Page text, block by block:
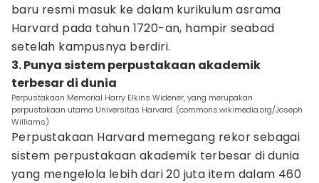
baru resmi masuk ke dalam kurikulum asrama
Harvard pada tahun 1720-an, hampir seabad
setelah kampusnya berdiri.
3. Punya sistem perpustakaan akademik
terbesar di dunia
Perpustakaan Memorial Harry Elkins Widener, yang merupakan
perpustakaan utama Universitas Harvard. (commons.wikimedia.org/Joseph
Williams)
Perpustakaan Harvard memegang rekor sebagai
sistem perpustakaan akademik terbesar di dunia
yang mengelola lebih dari 20 juta item dalam 460